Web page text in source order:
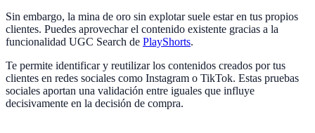
Sin embargo, la mina de oro sin explotar suele estar en tus propios
clientes. Puedes aprovechar el contenido existente gracias a la
funcionalidad UGC Search de PlayShorts.
Te permite identificar y reutilizar los contenidos creados por tus
clientes en redes sociales como Instagram o TikTok. Estas pruebas
sociales aportan una validación entre iguales que influye
decisivamente en la decisión de compra.